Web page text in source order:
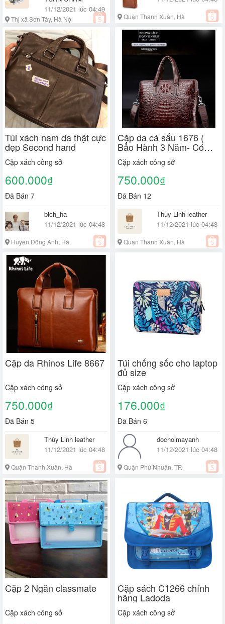
11/12/2021 lúc 04:49
Thị xã Sơn Tây, Hà Nội
Quận Thanh Xuân, Hà
Túi xách nam da thật cực
đẹp Second hand
Cặp xách công sở
600.000₫
Đã Bán 7
bich_ha
11/12/2021 lúc 04:48
Huyện Đông Anh, Hà
Cặp da cá sấu 1676 (
Bảo Hành 3 Năm- Có
ảnh thật)
Cặp xách công sở
750.000₫
Đã Bán 12
Thùy Linh leather
11/12/2021 lúc 04:48
Quận Thanh Xuân, Hà
Cặp da Rhinos Life 8667
Cặp xách công sở
750.000₫
Đã Bán 5
Thùy Linh leather
11/12/2021 lúc 04:48
Quận Thanh Xuân, Hà
Túi chống sốc cho laptop
đủ size
Cặp xách công sở
176.000₫
Đã Bán 6
dochoimayanh
11/12/2021 lúc 04:48
Quận Phú Nhuận, TP.
Cặp 2 Ngăn classmate
Cặp xách công sở
Cặp sách C1266 chính
hãng Ladoda
Cặp xách công sở